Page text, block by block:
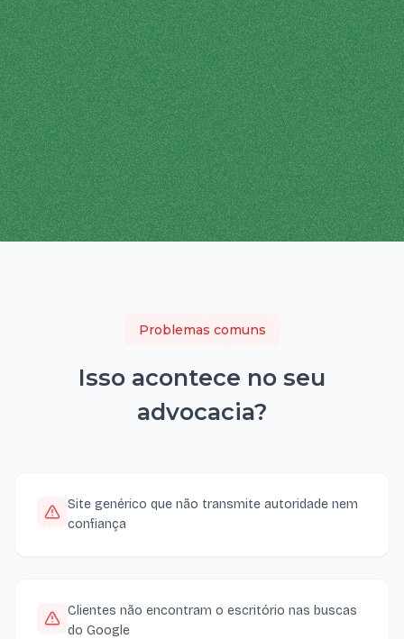
Problemas comuns
Isso acontece no seu
advocacia?
Site genérico que não transmite autoridade nem
confiança
Clientes não encontram o escritório nas buscas
do Google